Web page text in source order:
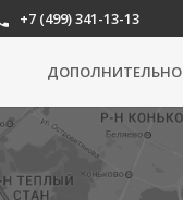
+7 (499) 341-13-13
ДОПОЛНИТЕЛЬНО